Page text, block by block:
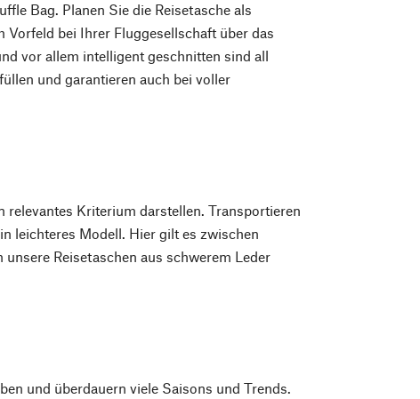
Bag. Planen Sie die Reisetasche als
bei Ihrer Fluggesellschaft über das
vor allem intelligent geschnitten sind all
und garantieren auch bei voller
relevantes Kriterium darstellen. Transportieren
leichteres Modell. Hier gilt es zwischen
Reisetaschen aus schwerem Leder
und überdauern viele Saisons und Trends.